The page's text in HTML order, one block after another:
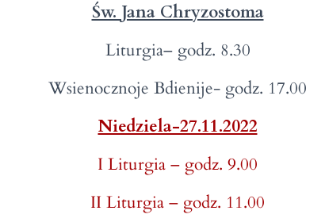
Św. Jana Chryzostoma
Liturgia– godz. 8.30
Wsienocznoje Bdienije- godz. 17.00
Niedziela-27.11.2022
I Liturgia – godz. 9.00
II Liturgia – godz. 11.00